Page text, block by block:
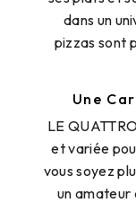
dans un
pizzas sont
Une
LE
et variée
vous soyez
un amateur